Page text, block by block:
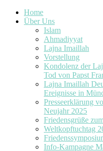
Home
Über Uns
Islam
Ahmadiyyat
Lajna Imaillah
Vorstellung
Kondolenz der
Tod von Papst
Lajna Imaillah
Ereignisse in
Presseerklärung
Neujahr 2025
Friedensgrüße
Weltkopftuchtag
Info-Kampagne